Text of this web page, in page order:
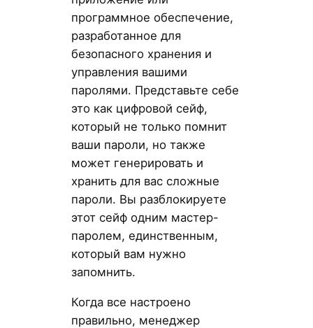
программное обеспечение,
разработанное для
безопасного хранения и
управления вашими
паролями. Представьте себе
это как цифровой сейф,
который не только помнит
ваши пароли, но также
может генерировать и
хранить для вас сложные
пароли. Вы разблокируете
этот сейф одним мастер-
паролем, единственным,
который вам нужно
запомнить.
Когда все настроено
правильно, менеджер